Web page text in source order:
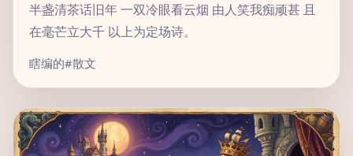
半盏清茶话旧年 一双冷眼看云烟 由人笑我痴顽甚 且
在毫芒立大千 以上为定场诗。
瞎编的#散文